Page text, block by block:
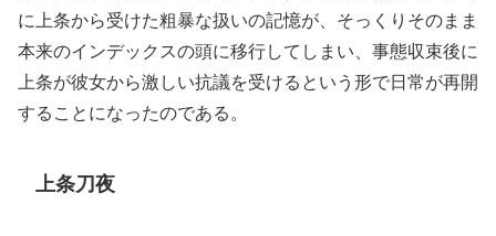
に上条から受けた粗暴な扱いの記憶が、そっくりそのまま
本来のインデックスの頭に移行してしまい、事態収束後に
上条が彼女から激しい抗議を受けるという形で日常が再開
することになったのである。
上条刀夜